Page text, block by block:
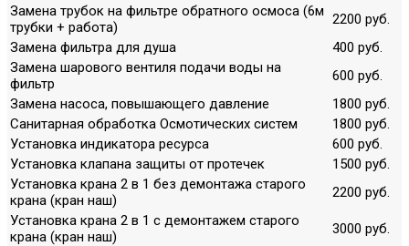
Замена трубок на фильтре обратного осмоса (6м
трубки + работа)
2200 руб.
Замена фильтра для душа
400 руб.
Замена шарового вентиля подачи воды на
фильтр
600 руб.
Замена насоса, повышающего давление
1800 руб.
Санитарная обработка Осмотических систем
1800 руб.
Установка индикатора ресурса
600 руб.
Установка клапана защиты от протечек
1500 руб.
Установка крана 2 в 1 без демонтажа старого
крана (кран наш)
2200 руб.
Установка крана 2 в 1 с демонтажем старого
крана (кран наш)
3000 руб.